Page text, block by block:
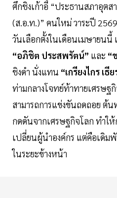
ศึกชิงเก้าอี้ “ประธานสภาอุต
(ส.อ.ท.)” คนใหม่ วาระปี
วันเลือกตั้งในเดือนเมษายนนี้
“อภิชิต ประสพรัตน์” และ “
ชิงดำ นั่งแทน “เกรียงไกร เธี
ท่ามกลางโจทย์ท้าทายเศรษฐ
สามารถการแข่งขันถดถอย ต้
กดดันจากเศรษฐกิจโลก ทำให้
เปลี่ยนผู้นำองค์กร แต่คือเดิม
ในระยะข้างหน้า